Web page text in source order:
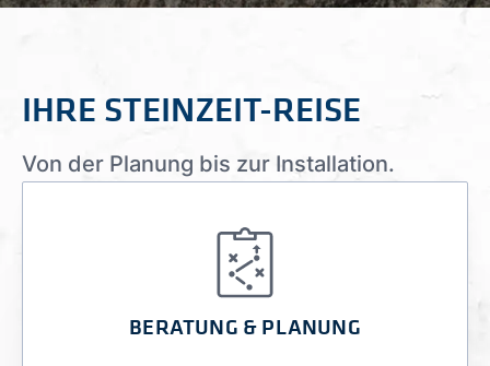
IHRE STEINZEIT-REISE
Von der Planung bis zur Installation.
BERATUNG & PLANUNG